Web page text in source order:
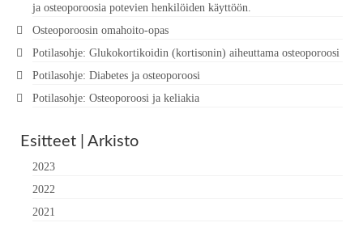
ja osteoporoosia potevien henkilöiden käyttöön.
Osteoporoosin omahoito-opas
Potilasohje: Glukokortikoidin (kortisonin) aiheuttama osteoporoosi
Potilasohje: Diabetes ja osteoporoosi
Potilasohje: Osteoporoosi ja keliakia
Esitteet | Arkisto
2023
2022
2021